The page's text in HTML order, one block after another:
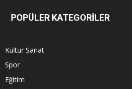
POPÜLER KATEGORİLER
Kültür Sanat
Spor
Eğitim